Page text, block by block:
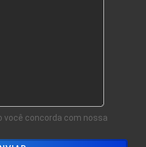
você concorda com nossa